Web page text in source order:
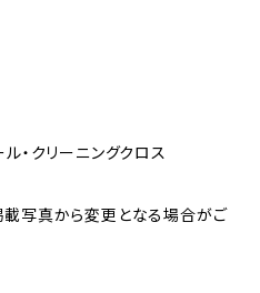
・クリーニングクロス
写真から変更となる場合がご